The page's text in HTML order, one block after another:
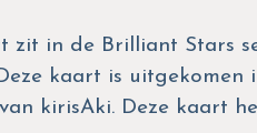
zit in de Brilliant Stars
kaart is uitgekomen
kirisAki. Deze kaart